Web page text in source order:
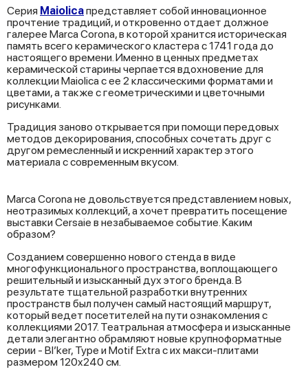
Серия Maiolicaпредставляет собой инновационное
прочтение традиций, и откровенно отдает должное
галерее Marca Corona, в которой хранится историческая
память всего керамического кластера с 1741 года до
настоящего времени. Именно в ценных предметах
керамической старины черпается вдохновение для
коллекции Maiolica с ее 2 классическими форматами и
цветами, а также с геометрическими и цветочными
рисунками.
Традиция заново открывается при помощи передовых
методов декорирования, способных сочетать друг с
другом ремесленный и искренний характер этого
материала с современным вкусом.
Marca Corona не довольствуется представлением новых,
неотразимых коллекций, а хочет превратить посещение
выставки Cersaie в незабываемое событие. Каким
образом?
Созданием совершенно нового стенда в виде
многофункционального пространства, воплощающего
решительный и изысканный дух этого бренда. В
результате тщательной разработки внутренних
пространств был получен самый настоящий маршрут,
который ведет посетителей на пути ознакомления с
коллекциями 2017. Театральная атмосфера и изысканные
детали элегантно обрамляют новые крупноформатные
серии - Bl’ker, Type и Motif Extrа с их макси-плитами
размером 120x240 см.